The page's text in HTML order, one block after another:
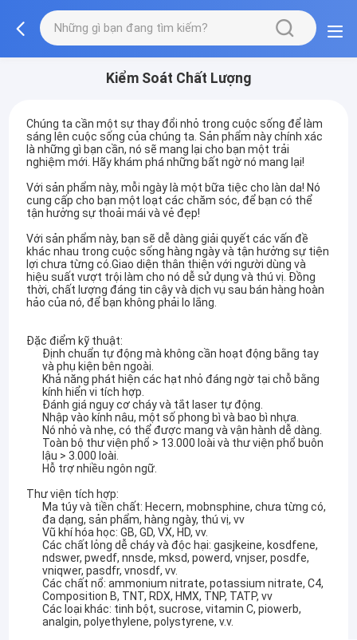
Kiểm Soát Chất Lượng
Chúng ta cần một sự thay đổi nhỏ trong cuộc sống để làm
sáng lên cuộc sống của chúng ta. Sản phẩm này chính xác
là những gì bạn cần, nó sẽ mang lại cho bạn một trải
nghiệm mới. Hãy khám phá những bất ngờ nó mang lại!
Với sản phẩm này, mỗi ngày là một bữa tiệc cho làn da! Nó
cung cấp cho bạn một loạt các chăm sóc, để bạn có thể
tận hưởng sự thoải mái và vẻ đẹp!
Với sản phẩm này, bạn sẽ dễ dàng giải quyết các vấn đề
khác nhau trong cuộc sống hàng ngày và tận hưởng sự tiện
lợi chưa từng có.Giao diện thân thiện với người dùng và
hiệu suất vượt trội làm cho nó dễ sử dụng và thú vị. Đồng
thời, chất lượng đáng tin cậy và dịch vụ sau bán hàng hoàn
hảo của nó, để bạn không phải lo lắng.
Đặc điểm kỹ thuật:
Định chuẩn tự động mà không cần hoạt động bằng tay
và phụ kiện bên ngoài.
Khả năng phát hiện các hạt nhỏ đáng ngờ tại chỗ bằng
kính hiển vi tích hợp.
Đánh giá nguy cơ cháy và tắt laser tự động.
Nhập vào kính nâu, một số phong bì và bao bì nhựa.
Nó nhỏ và nhẹ, có thể được mang và vận hành dễ dàng.
Toàn bộ thư viện phổ > 13.000 loài và thư viện phổ buôn
lậu > 3.000 loài.
Hỗ trợ nhiều ngôn ngữ.
Thư viện tích hợp:
Ma túy và tiền chất: Hecern, mobnsphine, chưa từng có,
đa dạng, sản phẩm, hàng ngày, thú vị, vv
Vũ khí hóa học: GB, GD, VX, HD, vv.
Các chất lỏng dễ cháy và độc hại: gasjkeine, kosdfene,
ndswer, pwedf, nnsde, mksd, powerd, vnjser, posdfe,
vniqwer, pasdfr, vnosdf, vv.
Các chất nổ: ammonium nitrate, potassium nitrate, C4,
Composition B, TNT, RDX, HMX, TNP, TATP, vv
Các loại khác: tinh bột, sucrose, vitamin C, piowerb,
analgin, polyethylene, polystyrene, v.v.